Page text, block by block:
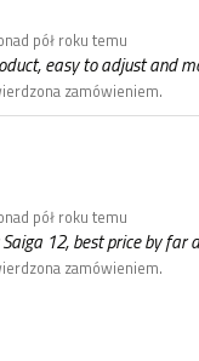
pół roku temu
easy to adjust and
zamówieniem.
pół roku temu
12, best price by far
zamówieniem.